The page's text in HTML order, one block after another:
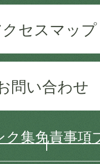
セスマップ
問い合わせ
ク集免責事項